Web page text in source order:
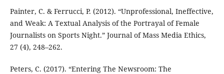
Painter, C. & Ferrucci, P. (2012). “Unprofessional, Ineffective,
and Weak: A Textual Analysis of the Portrayal of Female
Journalists on Sports Night.” Journal of Mass Media Ethics,
27 (4), 248–262.
Peters, C. (2017). “Entering The Newsroom: The